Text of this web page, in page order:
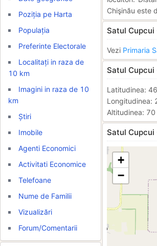
Poziția pe Harta
Populația
Preferinte Electorale
Localitați in raza de
10 km
Imagini in raza de 10
km
Știri
Imobile
Agenti Economici
Activitati Economice
Telefoane
Nume de Familii
Vizualizări
Forum/Comentarii
Chişinău este
Satul Cupcui
Vezi Primaria
Satul
Latitudinea:
Altitudinea: 70
Satul
+
−